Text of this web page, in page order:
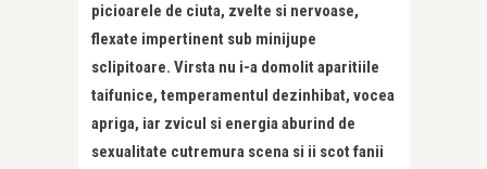
picioarele de ciuta, zvelte si nervoase,
flexate impertinent sub minijupe
sclipitoare. Virsta nu i-a domolit aparitiile
taifunice, temperamentul dezinhibat, vocea
apriga, iar zvicul si energia aburind de
sexualitate cutremura scena si ii scot fanii